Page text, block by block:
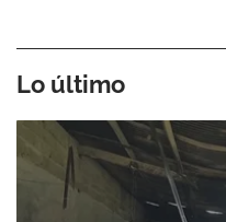
Lo último